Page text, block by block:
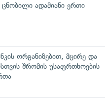
ცნობილი ადამიანი ერთი
ორგანიზებით, მცირე და
შრომის უსაფრთხოების